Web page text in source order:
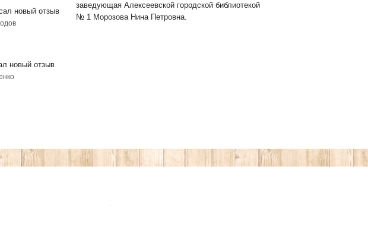
новый отзыв
новый отзыв
заведующая Алексеевской городской библиотекой
№ 1 Морозова Нина Петровна.